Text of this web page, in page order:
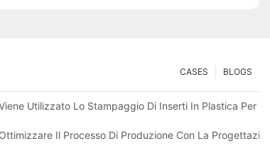
BLOGS
CASES
Di Parti Robuste E Multi-Materiale
Utilizzato Lo Stampaggio Di Inserti In Plastica Per
Consumo DurevoliIl Processo Di Produzione Con La